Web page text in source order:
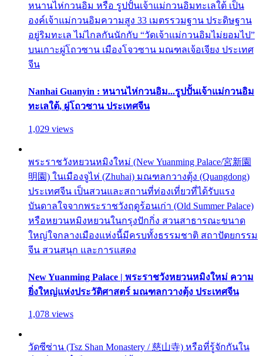
หนานไห่กวนอิม หรือ รูปปั้นเจ้าแม่กวนอิมทะเลใต้ เป็น
องค์เจ้าแม่กวนอิมความสูง 33 เมตรรวมฐาน ประดิษฐาน
อยู่ริมทะเล ไม่ไกลกันนักกับ “วัดเจ้าแม่กวนอิมไม่ยอมไป”
บนเกาะผู่โถวซาน เมืองโจวซาน มณฑลเจ้อเจียง ประเทศ
จีน
Nanhai Guanyin : หนานไห่กวนอิม...รูปปั้นเจ้าแม่กวนอิม
ทะเลใต้, ผู่โถวซาน ประเทศจีน
1,029 views
พระราชวังหยวนหมิงใหม่ (New Yuanming Palace/宮新園
明園) ในเมืองจูไห่ (Zhuhai) มณฑลกวางตุ้ง (Quangdong)
ประเทศจีน เป็นสวนและสถานที่ท่องเที่ยวที่ได้รับแรง
บันดาลใจจากพระราชวังฤดูร้อนเก่า (Old Summer Palace)
หรือหยวนหมิงหยวนในกรุงปักกิ่ง สวนสาธารณะขนาด
ใหญ่ใจกลางเมืองแห่งนี้มีครบทั้งธรรมชาติ สถาปัตยกรรม
จีน สวนสนุก และการแสดง
New Yuanming Palace | พระราชวังหยวนหมิงใหม่ ความ
ยิ่งใหญ่แห่งประวัติศาสตร์ มณฑลกวางตุ้ง ประเทศจีน
1,078 views
วัดซีซ่าน (Tsz Shan Monastery / 慈山寺) หรือที่รู้จักกันใน